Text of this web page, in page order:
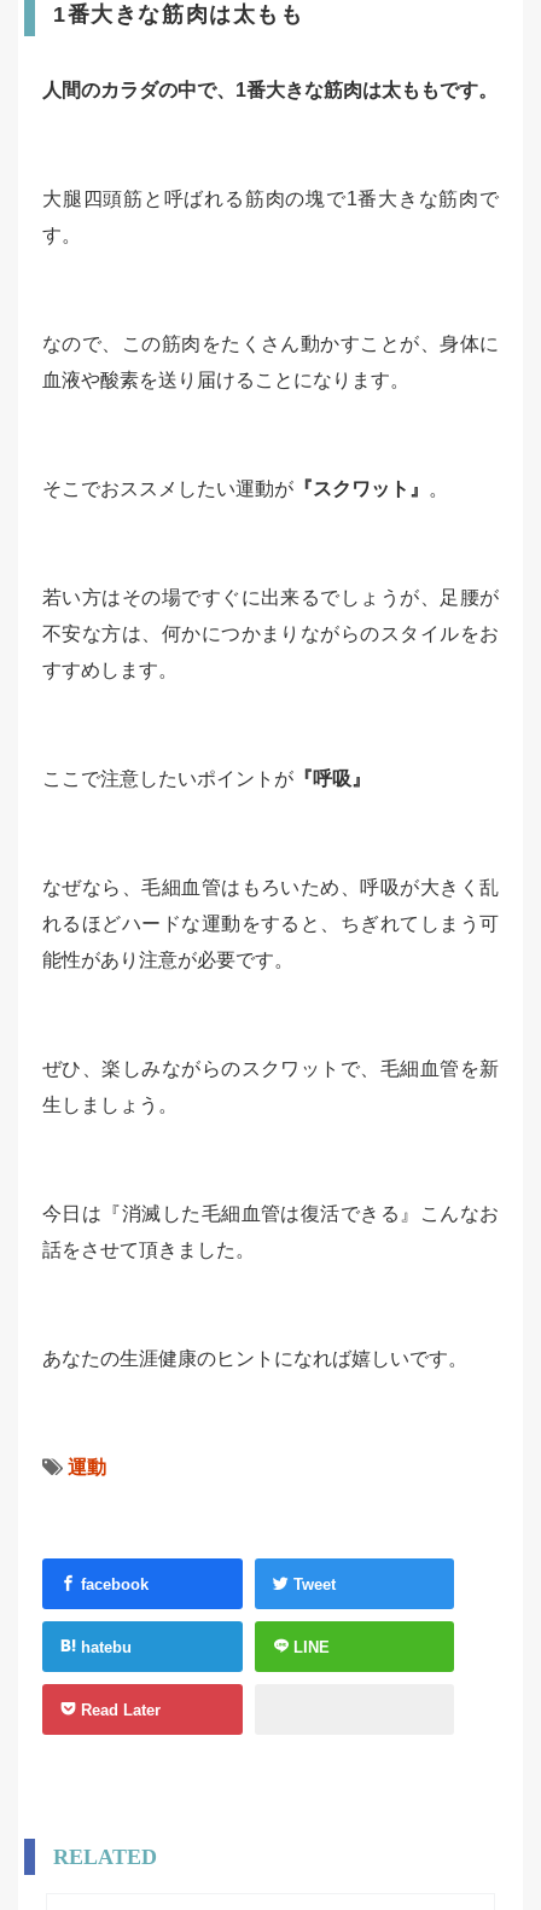
1番大きな筋肉は太もも
人間のカラダの中で、1番大きな筋肉は太ももです。
大腿四頭筋と呼ばれる筋肉の塊で1番大きな筋肉で
す。
なので、この筋肉をたくさん動かすことが、身体に
血液や酸素を送り届けることになります。
そこでおススメしたい運動が 『スクワット』 。
若い方はその場ですぐに出来るでしょうが、足腰が
不安な方は、何かにつかまりながらのスタイルをお
すすめします。
ここで注意したいポイントが 『呼吸』
なぜなら、毛細血管はもろいため、呼吸が大きく乱
れるほどハードな運動をすると、ちぎれてしまう可
能性があり注意が必要です。
ぜひ、楽しみながらのスクワットで、毛細血管を新
生しましょう。
今日は『消滅した毛細血管は復活できる』こんなお
話をさせて頂きました。
あなたの生涯健康のヒントになれば嬉しいです。
運動
facebook Tweet
hatebu LINE
Read Later
RELATED